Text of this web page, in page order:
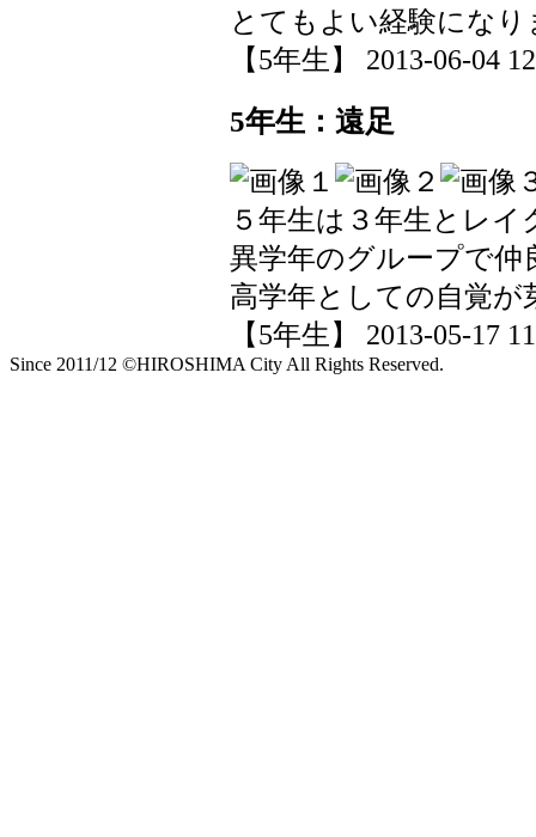
とてもよい経験になり
【5年生】 2013-06-04
5年生：遠足
５年生は３年生とレ
異学年のグループで
高学年としての自覚
【5年生】 2013-05-17
Since 2011/12 ©HIROSHIMA City All Rights Reserved.